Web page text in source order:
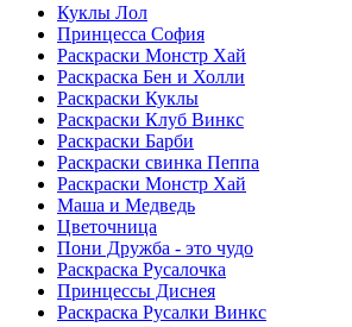
Куклы Лол
Принцесса София
Раскраски Монстр Хай
Раскраска Бен и Холли
Раскраски Куклы
Раскраски Клуб Винкс
Раскраски Барби
Раскраски свинка Пеппа
Раскраски Монстр Хай
Маша и Медведь
Цветочница
Пони Дружба - это чудо
Раскраска Русалочка
Принцессы Диснея
Раскраска Русалки Винкс